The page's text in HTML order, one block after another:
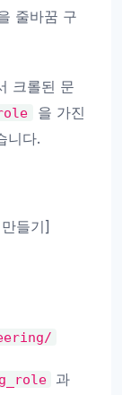
줄바꿈 구
크롤된 문
을 가진
니다.
들기]
과